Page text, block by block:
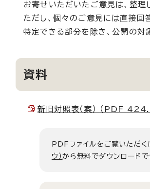
お寄せいただいたご意見は、整理
ただし、個々のご意見には直接回
特定できる部分を除き、公開の対
資料
新旧対照表（案） （PDF
PDFファイルをご覧いただ
ウ）から無料でダウンロードで